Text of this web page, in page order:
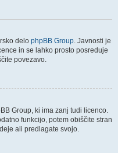
delo phpBB Group. Javnosti je
in se lahko prosto posreduje
povezavo.
Group, ki ima zanj tudi licenco.
funkcijo, potem obiščite stran
ali predlagate svojo.